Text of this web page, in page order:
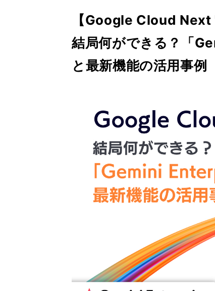
Gemini 導入支援 AI Driven
【Google Cloud Next
結局何ができる？「
と最新機能の活用事例